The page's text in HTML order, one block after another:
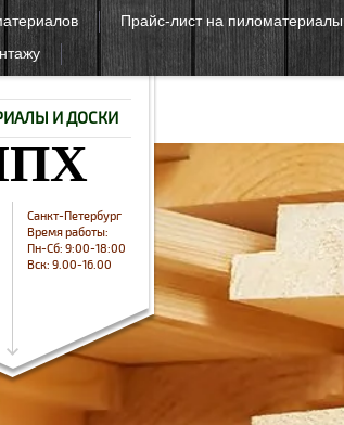
Прайс-лист на пиломатериалы
И ДОСКИ
Санкт-Петербург
Время работы:
Пн-Сб: 9:00-18:00
Вск: 9.00-16.00